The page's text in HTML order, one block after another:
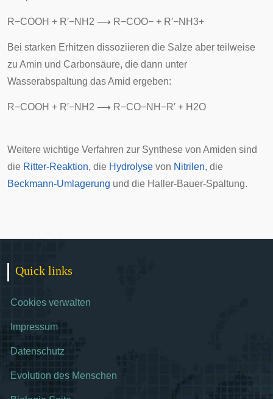
R−COOH + R′−N H 2 ⟶ R−COO− + R′−N H3+
Bei starken Erhitzen dissoziieren die Salze aber teilweise
zu Amin und Carbonsäure, die dann unter
Wasserabspaltung das Amid ergeben:
R−COOH + R′−N H 2 ⟶ R−CO−N H−R′ + H 2O
Weitere wichtige Verfahren zur Synthese von Amiden sind
die Ritter-Reaktion, die Hydrolyse von Nitrilen, die
Beckmann-Umlagerung und die Haller-Bauer-Spaltung.
Quick links
Cookies verwalten
Impressum
Datenschutz
Evolution des Menschen